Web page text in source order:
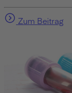
Zum Beitrag